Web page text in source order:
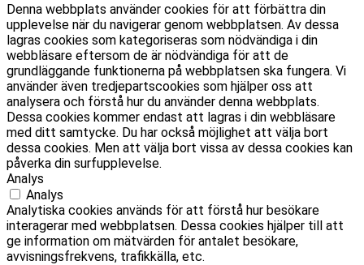
Denna webbplats använder cookies för att förbättra din
upplevelse när du navigerar genom webbplatsen. Av dessa
lagras cookies som kategoriseras som nödvändiga i din
webbläsare eftersom de är nödvändiga för att de
grundläggande funktionerna på webbplatsen ska fungera. Vi
använder även tredjepartscookies som hjälper oss att
analysera och förstå hur du använder denna webbplats.
Dessa cookies kommer endast att lagras i din webbläsare
med ditt samtycke. Du har också möjlighet att välja bort
dessa cookies. Men att välja bort vissa av dessa cookies kan
påverka din surfupplevelse.
Analys
Analys
Analytiska cookies används för att förstå hur besökare
interagerar med webbplatsen. Dessa cookies hjälper till att
ge information om mätvärden för antalet besökare,
avvisningsfrekvens, trafikkälla, etc.